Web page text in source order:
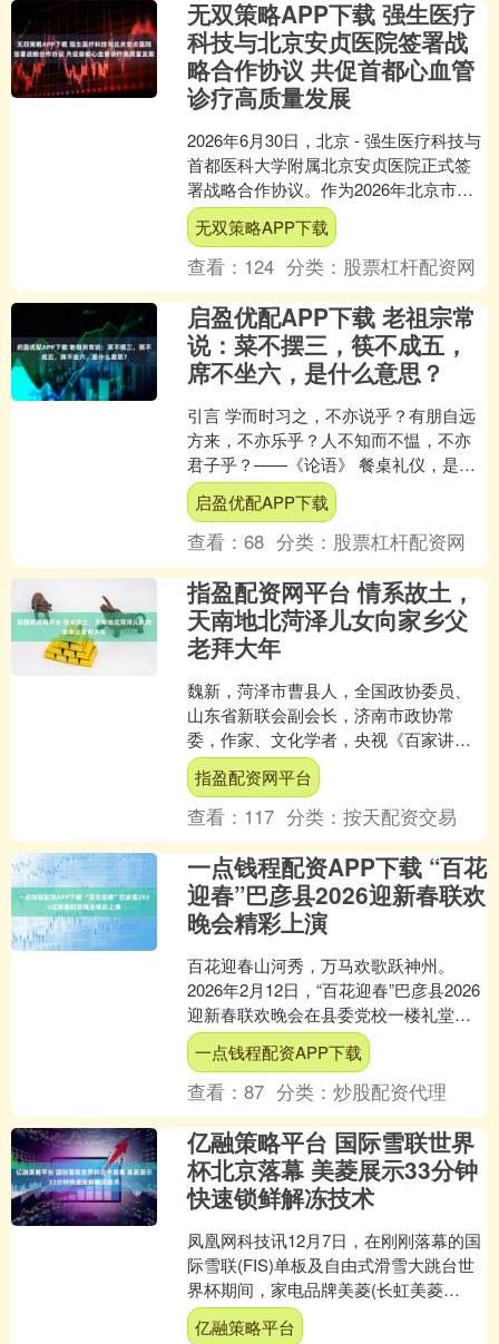
无双策略APP下载 强生医疗
科技与北京安贞医院签署战
略合作协议 共促首都心血管
诊疗高质量发展
2026年6月30日，北京 - 强生医疗科技与
首都医科大学附属北京安贞医院正式签
署战略合作协议。作为2026年北京市名
企名院结对工程的落地项目之一，双方
将围绕高....
无双策略APP下载
查看： 124 分类： 股票杠杆配资网
启盈优配APP下载 老祖宗常
说：菜不摆三，筷不成五，
席不坐六，是什么意思？
引言 学而时习之，不亦说乎？有朋自远
方来，不亦乐乎？人不知而不愠，不亦
君子乎？——《论语》 餐桌礼仪，是中
国传统文化中一项历久弥新的习俗，它
从古至今流传着，彰显....
启盈优配APP下载
查看：68 分类： 股票杠杆配资网
指盈配资网平台 情系故土，
天南地北菏泽儿女向家乡父
老拜大年
魏新，菏泽市曹县人，全国政协委员、
山东省新联会副会长，济南市政协常
委，作家、文化学者，央视《百家讲
坛》主讲人。有《重走梁林路》《逛
吃》《那一刻，我爱上了这座城》....
指盈配资网平台
查看： 117 分类：按天配资交易
一点钱程配资APP下载 “百花
迎春”巴彦县2026迎新春联欢
晚会精彩上演
百花迎春山河秀，万马欢歌跃神州。
2026年2月12日，“百花迎春”巴彦县2026
迎新春联欢晚会在县委党校一楼礼堂温
情启幕、精彩上演。大家在欢声笑语中
喜迎农历丙午....
一点钱程配资APP下载
查看：87 分类：炒股配资代理
亿融策略平台 国际雪联世界
杯北京落幕 美菱展示33分钟
快速锁鲜解冻技术
凤凰网科技讯12月7日，在刚刚落幕的国
际雪联(FIS)单板及自由式滑雪大跳台世
界杯期间，家电品牌美菱(长虹美菱
（000521）)现身北京首钢滑雪大跳台，
试图通过....
亿融策略平台